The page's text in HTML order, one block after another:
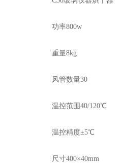
功率800w
重量8kg
风管数量30
温控范围40/120℃
温控精度±5℃
尺寸400×40mm